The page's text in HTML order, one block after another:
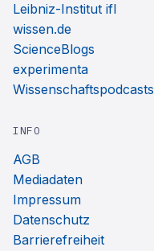
Leibniz-Institut ifl
wissen.de
ScienceBlogs
experimenta
Wissenschaftspodcasts
INFO
AGB
Mediadaten
Impressum
Datenschutz
Barrierefreiheit